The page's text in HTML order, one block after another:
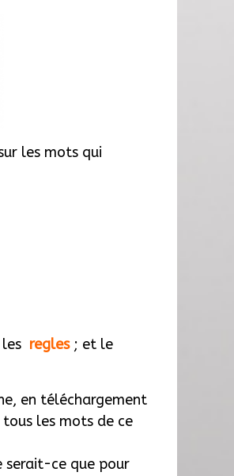
les mots qui
regles; et le
en téléchargement
tous les mots de ce
serait-ce que pour